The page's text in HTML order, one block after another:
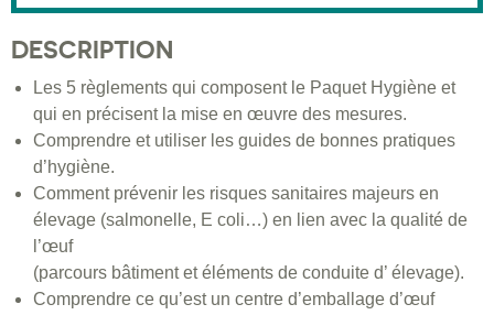
DESCRIPTION
Les 5 règlements qui composent le Paquet Hygiène et
qui en précisent la mise en œuvre des mesures.
Comprendre et utiliser les guides de bonnes pratiques
d’hygiène.
Comment prévenir les risques sanitaires majeurs en
élevage (salmonelle, E coli…) en lien avec la qualité de
l’œuf
(parcours bâtiment et éléments de conduite d’ élevage).
Comprendre ce qu’est un centre d’emballage d’œuf